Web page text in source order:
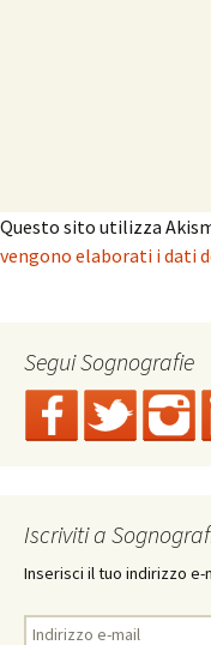
Questo sito utilizza
vengono elaborati i dati
Segui Sognografie
Iscriviti a
Inserisci il tuo indirizzo
Indirizzo